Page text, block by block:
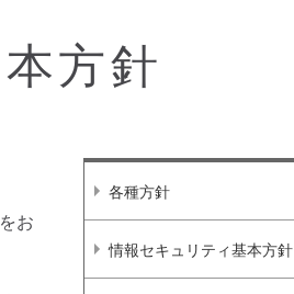
方針
お
各種方針
情報セキュリティ基本方針